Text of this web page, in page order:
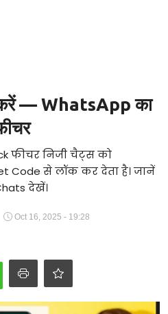
— WhatsApp का
फीचर निजी चैट्स को
Code से लॉक कर देता है। जानें
देखें।
Oct 16, 2025 - 19:28